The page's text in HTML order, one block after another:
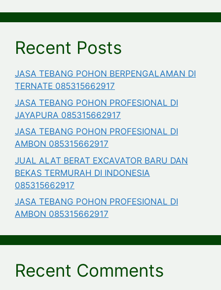
Recent Posts
JASA TEBANG POHON BERPENGALAMAN DI
TERNATE 085315662917
JASA TEBANG POHON PROFESIONAL DI
JAYAPURA 085315662917
JASA TEBANG POHON PROFESIONAL DI
AMBON 085315662917
JUAL ALAT BERAT EXCAVATOR BARU DAN
BEKAS TERMURAH DI INDONESIA
085315662917
JASA TEBANG POHON PROFESIONAL DI
AMBON 085315662917
Recent Comments